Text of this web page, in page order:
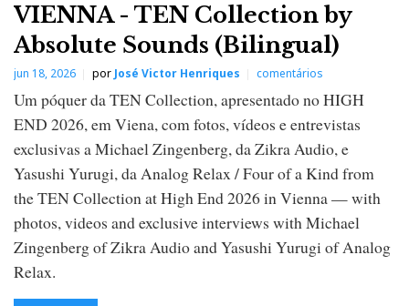
VIENNA - TEN Collection by
Absolute Sounds (Bilingual)
jun 18, 2026 porJosé Victor Henriques comentários
Um póquer da TEN Collection, apresentado no HIGH
END 2026, em Viena, com fotos, vídeos e entrevistas
exclusivas a Michael Zingenberg, da Zikra Audio, e
Yasushi Yurugi, da Analog Relax / Four of a Kind from
the TEN Collection at High End 2026 in Vienna — with
photos, videos and exclusive interviews with Michael
Zingenberg of Zikra Audio and Yasushi Yurugi of Analog
Relax.